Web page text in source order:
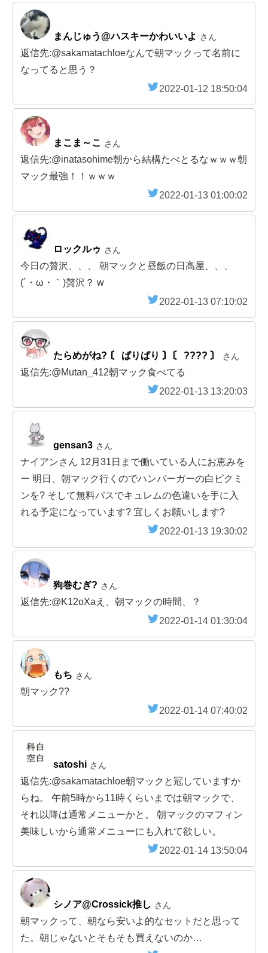
まんじゅう@ハスキーかわいいよ さん
返信先:@sakamatachloeなんで朝マックって名前に
なってると思う？
2022-01-12 18:50:04
まこま～こ さん
返信先:@inatasohime朝から結構たべとるなｗｗｗ朝
マック最強！！ｗｗｗ
2022-01-13 01:00:02
ロックルゥ さん
今日の贅沢、、、 朝マックと昼飯の日高屋、、、
(´・ω・｀)贅沢？ w
2022-01-13 07:10:02
たらめがね? 〘 ぱりぱり 〙〘 ???? 〙 さん
返信先:@Mutan_412朝マック食べてる
2022-01-13 13:20:03
gensan3 さん
ナイアンさん 12月31日まで働いている人にお恵みを
ー 明日、朝マック行くのでハンバーガーの白ピクミ
ンを? そして無料パスでキュレムの色違いを手に入
れる予定になっています? 宜しくお願いします?
2022-01-13 19:30:02
狗巻むぎ? さん
返信先:@K12oXaえ、朝マックの時間、？
2022-01-14 01:30:04
もち さん
朝マック??
2022-01-14 07:40:02
satoshi さん
返信先:@sakamatachloe朝マックと冠していますか
らね。 午前5時から11時くらいまでは朝マックで、
それ以降は通常メニューかと。 朝マックのマフィン
美味しいから通常メニューにも入れて欲しい。
2022-01-14 13:50:04
シノア@Crossick推し さん
朝マックって、朝なら安いよ的なセットだと思って
た。朝じゃないとそもそも買えないのか…